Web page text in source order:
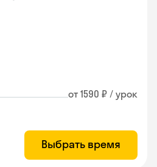
от 1590 ₽ / урок
Выбрать время